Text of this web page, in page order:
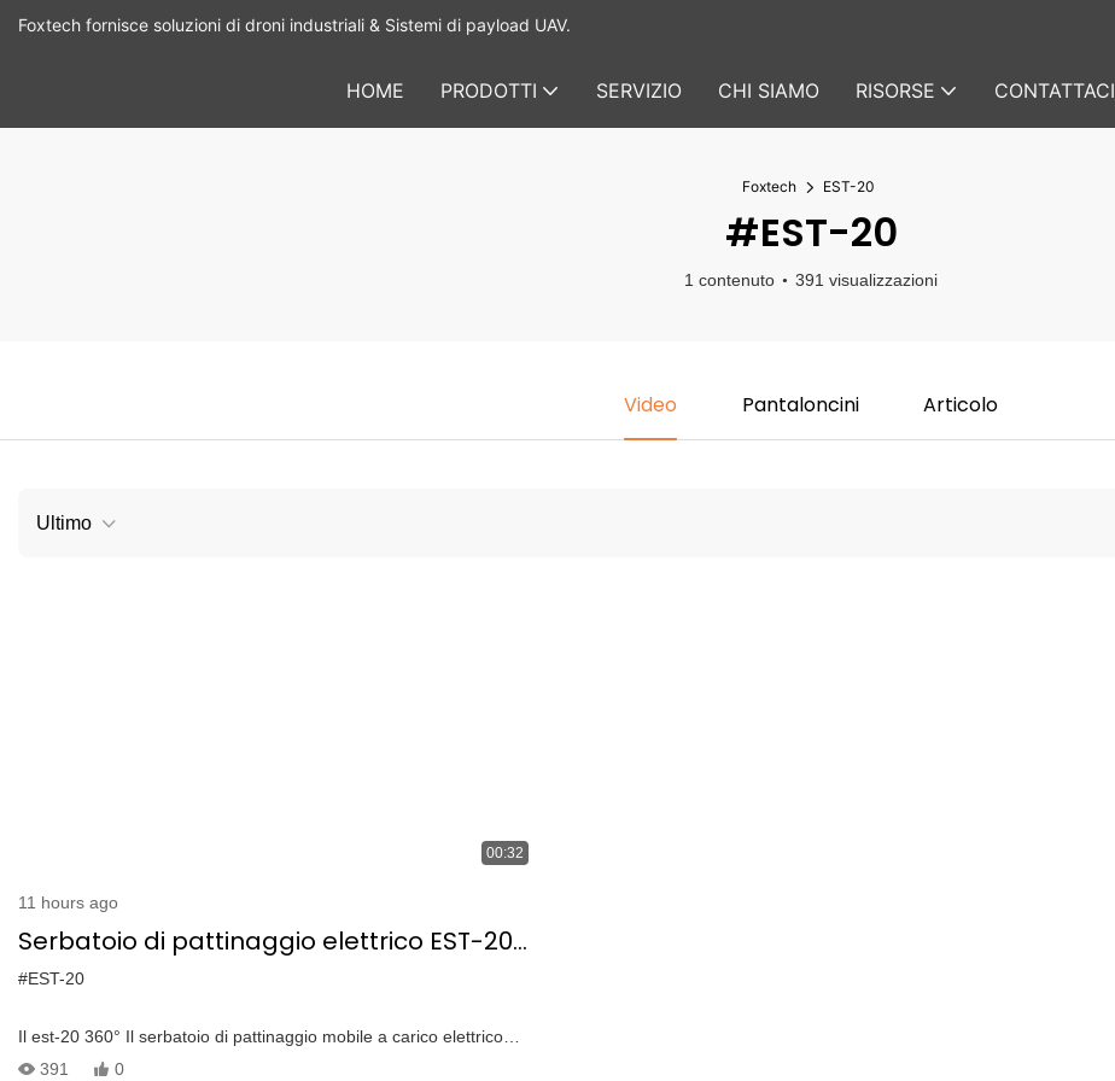
Foxtech fornisce soluzioni di droni industriali & Sistemi di payload UAV.
HOME PRODOTTI SERVIZIO CHI SIAMO RISORSE CONTATTACI
Foxtech EST-20
#EST-20
1 contenuto 391 visualizzazioni
Video Pantaloncini Articolo
Ultimo
00:32
11 hours ago
Serbatoio di pattinaggio elettrico EST-20
per servizio pesante: rotazione a 360 ° &
finale
#EST-20
Il est-20 360° Il serbatoio di pattinaggio mobile a carico elettrico
rotazionale è progettato per applicazioni per impieghi pesanti,
391 0